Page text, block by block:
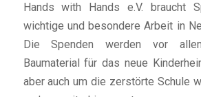
Hands with Hands e.V. braucht
wichtige und besondere Arbeit in
Die Spenden werden vor
Baumaterial für das neue
aber auch um die zerstörte Schule